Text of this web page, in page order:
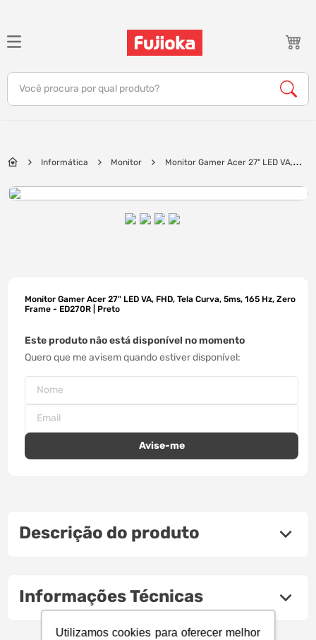
Utilizamos cookies para oferecer melhor
Você procura por qual produto?
Informática Monitor
Monitor Gamer Acer 27" LED VA,
Monitor Gamer Acer 27" LED VA, FHD, Tela Curva, 5ms, 165 Hz, Zero
Frame - ED270R | Preto
Este produto não está disponível no momento
Quero que me avisem quando estiver disponível
Descrição do produto
Informações Técnicas
TERMOS MAIS BUSCADOS
1º
notebook
º
jbl
7º
ar condicionado
10º caixa som